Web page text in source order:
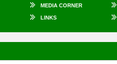
MEDIA CORNER
LINKS